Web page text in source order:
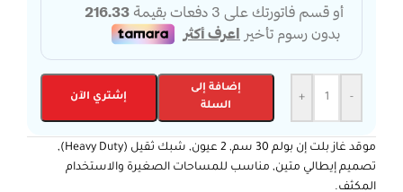
-
+
إضافة إلى
السلة
إشتري الآن
موقد غاز بلت إن بولم 30 سم, 2 عيون, شبك ثقيل (Heavy Duty),
تصميم إيطالي متين, مناسب للمساحات الصغيرة والاستخدام
المكثف.